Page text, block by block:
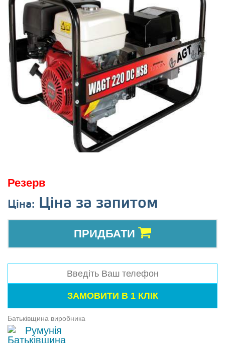
Резерв
Ціна: Ціна за запитом
ПРИДБАТИ
Батьківщина виробника
Румунія